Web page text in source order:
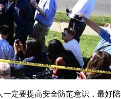
定要提高安全防范意识，最